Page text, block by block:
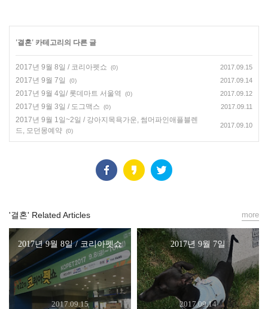
'결혼' 카테고리의 다른 글
2017년 9월 8일 / 코리아펫쇼 (0) 2017.09.15
2017년 9월 7일 (0) 2017.09.14
2017년 9월 4일/ 롯데마트 서울역 (0) 2017.09.12
2017년 9월 3일 / 도그맥스 (0) 2017.09.11
2017년 9월 1일~2일 / 강아지목욕가운, 썸머파인애플블렌
드, 모던몽예약 (0)
2017.09.10
'결혼' Related Articles
2017년 9월 8일 / 코리아펫쇼
2017.09.15
2017년 9월 7일
2017.09.14
more